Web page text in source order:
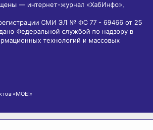
— интернет-журнал «ХабИнфо»,
СМИ ЭЛ № ФС 77 - 69466 от 25
Федеральной службой по надзору в
технологий и массовых
«МОЁ!»